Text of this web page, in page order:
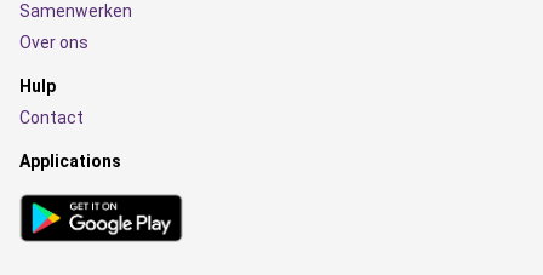
Samenwerken
Over ons
Hulp
Contact
Applications